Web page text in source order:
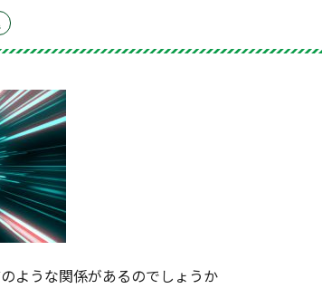
ような関係があるのでしょうか